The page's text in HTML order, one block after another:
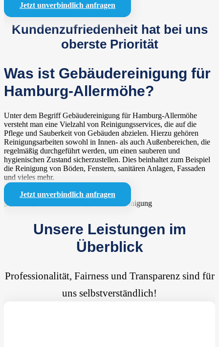
Jetzt unverbindlich anfragen
Kundenzufriedenheit hat bei uns
oberste Priorität
Was ist Gebäudereinigung für
Hamburg-Allermöhe?
Unter dem Begriff Gebäudereinigung für Hamburg-Allermöhe
versteht man eine Vielzahl von Reinigungsservices, die auf die
Pflege und Sauberkeit von Gebäuden abzielen. Hierzu gehören
Reinigungsarbeiten sowohl in Innen- als auch Außenbereichen, die
regelmäßig durchgeführt werden, um einen sauberen und
hygienischen Zustand sicherzustellen. Dies beinhaltet zum Beispiel
die Reinigung von Böden, Fenstern, sanitären Anlagen, Fassaden
und vieles mehr.
Jetzt unverbindlich anfragen
Unsere Leistungen im
Überblick
Professionalität, Fairness und Transparenz sind für
uns selbstverständlich!